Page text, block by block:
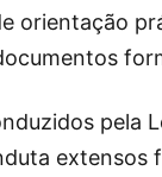
orientação
pela
extensos